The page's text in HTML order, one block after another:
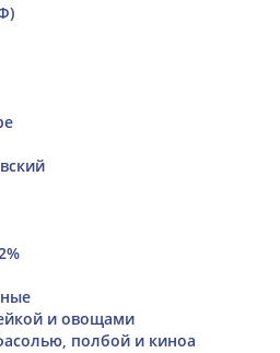
и овощами
полбой и киноа